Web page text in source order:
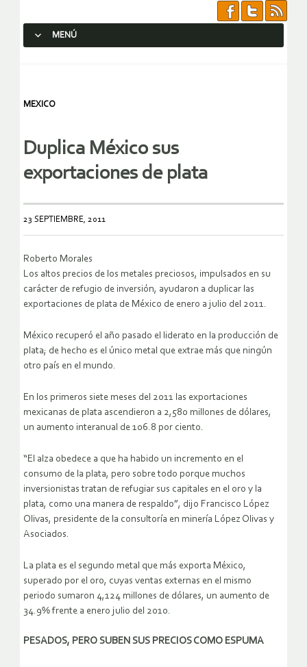
MENÚ
MEXICO
Duplica México sus
exportaciones de plata
23 SEPTIEMBRE, 2011
Roberto Morales
Los altos precios de los metales preciosos, impulsados en su
carácter de refugio de inversión, ayudaron a duplicar las
exportaciones de plata de México de enero a julio del 2011.
México recuperó el año pasado el liderato en la producción de
plata; de hecho es el único metal que extrae más que ningún
otro país en el mundo.
En los primeros siete meses del 2011 las exportaciones
mexicanas de plata ascendieron a 2,580 millones de dólares,
un aumento interanual de 106.8 por ciento.
“El alza obedece a que ha habido un incremento en el
consumo de la plata, pero sobre todo porque muchos
inversionistas tratan de refugiar sus capitales en el oro y la
plata, como una manera de respaldo”, dijo Francisco López
Olivas, presidente de la consultoría en minería López Olivas y
Asociados.
La plata es el segundo metal que más exporta México,
superado por el oro, cuyas ventas externas en el mismo
periodo sumaron 4,124 millones de dólares, un aumento de
34.9% frente a enero julio del 2010.
PESADOS, PERO SUBEN SUS PRECIOS COMO ESPUMA